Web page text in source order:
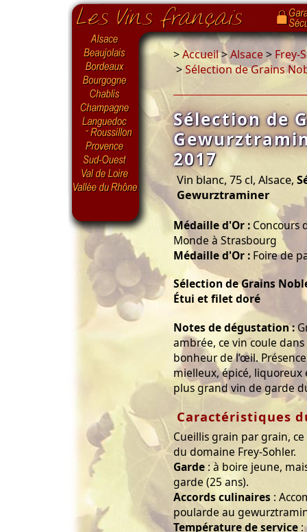
>Accueil>Alsace> Frey-
>Sélection de Grains
Sélection de
2017
Vin blanc, 75 cl, Alsace,
Gewurztraminer
Médaille d'Or : Concours
Monde à Strasbourg
Médaille d'Or : Foire de
Sélection de Grains
Étui et filet doré
Notes de dégustation :
ambrée, ce vin coule
bonheur de l’œil.
mielleux, épicé, liquoreux
plus grand vin de garde
Caractéristiques
Cueillis grain par grain,
du domaine Frey-Sohler.
Garde : à boire jeune,
garde (25 ans).
Accords culinaires :
poularde au
Température de service :